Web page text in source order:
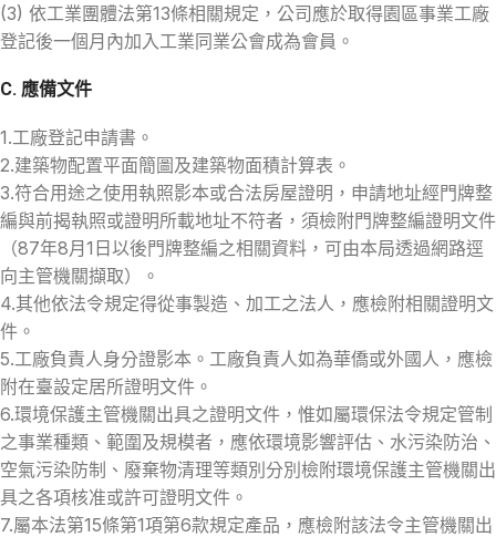
(3) 依工業團體法第13條相關規定，公司應於取得園區事業工廠
登記後一個月內加入工業同業公會成為會員。
C. 應備文件
1.工廠登記申請書。
2.建築物配置平面簡圖及建築物面積計算表。
3.符合用途之使用執照影本或合法房屋證明，申請地址經門牌整
編與前揭執照或證明所載地址不符者，須檢附門牌整編證明文件
（87年8月1日以後門牌整編之相關資料，可由本局透過網路逕
向主管機關擷取）。
4.其他依法令規定得從事製造、加工之法人，應檢附相關證明文
件。
5.工廠負責人身分證影本。工廠負責人如為華僑或外國人，應檢
附在臺設定居所證明文件。
6.環境保護主管機關出具之證明文件，惟如屬環保法令規定管制
之事業種類、範圍及規模者，應依環境影響評估、水污染防治、
空氣污染防制、廢棄物清理等類別分別檢附環境保護主管機關出
具之各項核准或許可證明文件。
7.屬本法第15條第1項第6款規定產品，應檢附該法令主管機關出